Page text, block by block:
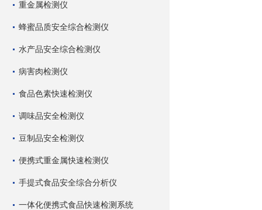
重金属检测仪
蜂蜜品质安全综合检测仪
水产品安全综合检测仪
病害肉检测仪
食品色素快速检测仪
调味品安全检测仪
豆制品安全检测仪
便携式重金属快速检测仪
手提式食品安全综合分析仪
一体化便携式食品快速检测系统